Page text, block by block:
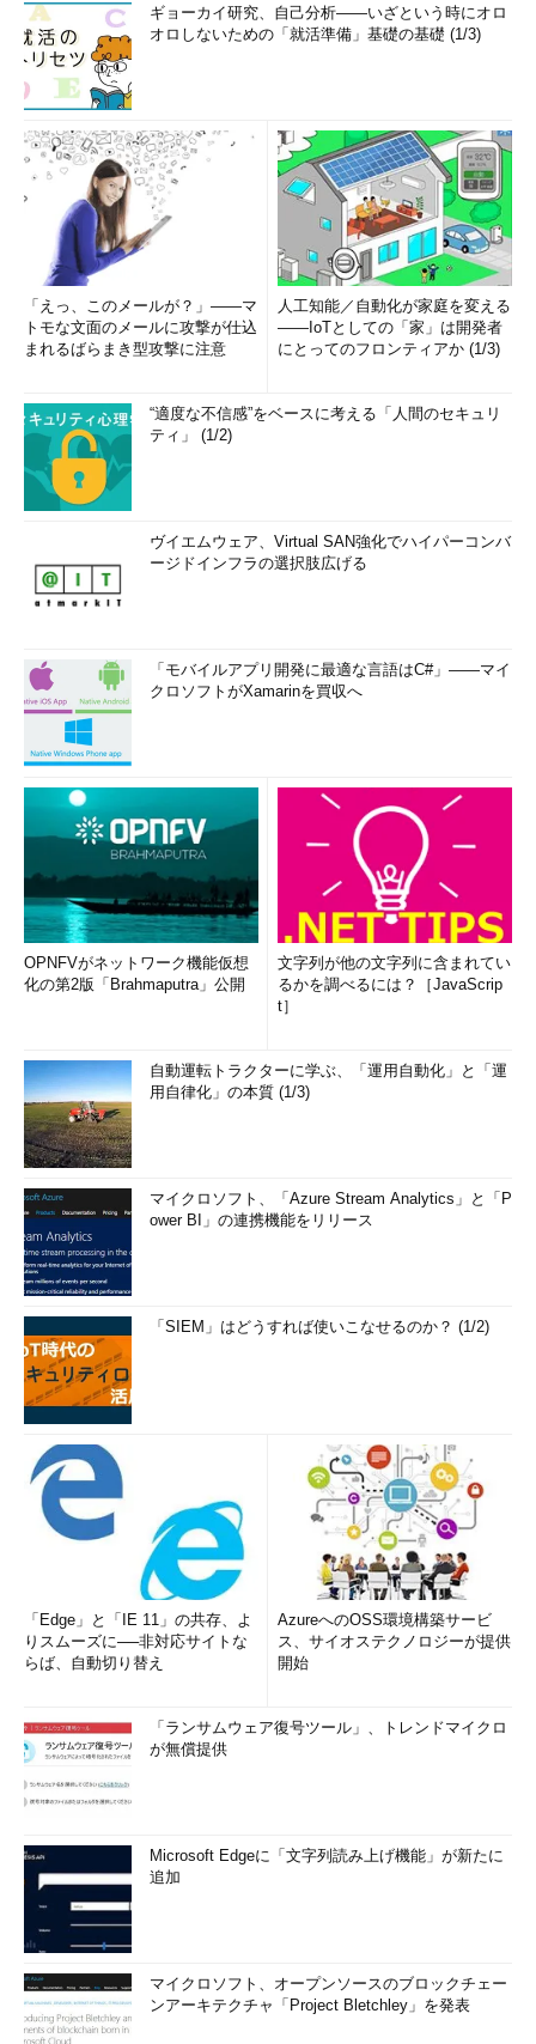
ギョーカイ研究、自己分析――いざという時にオロ
オロしないための「就活準備」基礎の基礎 (1/3)
「えっ、このメールが？」――マ
トモな文面のメールに攻撃が仕込
まれるばらまき型攻撃に注意
人工知能／自動化が家庭を変える
――IoTとしての「家」は開発者
にとってのフロンティアか (1/3)
“適度な不信感”をベースに考える「人間のセキュリ
ティ」 (1/2)
ヴイエムウェア、Virtual SAN強化でハイパーコンバ
ージドインフラの選択肢広げる
「モバイルアプリ開発に最適な言語はC#」――マイ
クロソフトがXamarinを買収へ
OPNFVがネットワーク機能仮想
化の第2版「Brahmaputra」公開
文字列が他の文字列に含まれてい
るかを調べるには？［JavaScrip
t］
自動運転トラクターに学ぶ、「運用自動化」と「運
用自律化」の本質 (1/3)
マイクロソフト、「Azure Stream Analytics」と「P
ower BI」の連携機能をリリース
「SIEM」はどうすれば使いこなせるのか？ (1/2)
「Edge」と「IE 11」の共存、よ
りスムーズに──非対応サイトな
らば、自動切り替え
AzureへのOSS環境構築サービ
ス、サイオステクノロジーが提供
開始
「ランサムウェア復号ツール」、トレンドマイクロ
が無償提供
Microsoft Edgeに「文字列読み上げ機能」が新たに
追加
マイクロソフト、オープンソースのブロックチェー
ンアーキテクチャ「Project Bletchley」を発表